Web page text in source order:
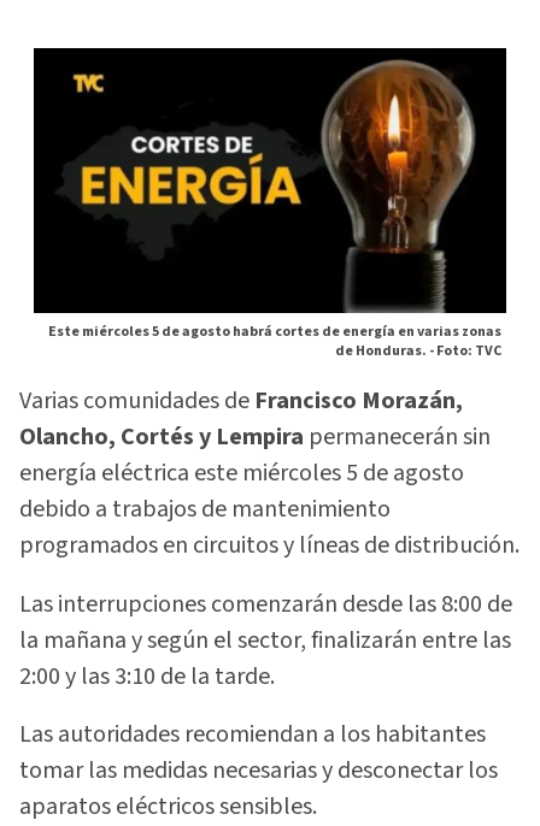
Este miércoles 5 de agosto habrá cortes de energía en varias zonas
de Honduras. -Foto: TVC
Varias comunidades de Francisco Morazán,
Olancho, Cortés y Lempira permanecerán sin
energía eléctrica este miércoles 5 de agosto
debido a trabajos de mantenimiento
programados en circuitos y líneas de distribución.
Las interrupciones comenzarán desde las 8:00 de
la mañana y según el sector, finalizarán entre las
2:00 y las 3:10 de la tarde.
Las autoridades recomiendan a los habitantes
tomar las medidas necesarias y desconectar los
aparatos eléctricos sensibles.